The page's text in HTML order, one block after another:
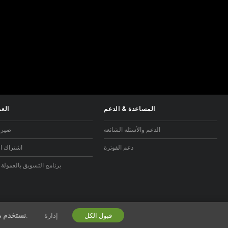
اشتراك
برنامج التسويق بالعمولة
المساعدة& الدعم
الدعم والأسئلة الشائعة
دعم الفوترة
نستخدمالخاصة بنا. إدارة قبول الكل